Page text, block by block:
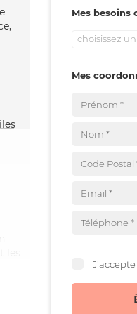
Mes besoins
choisissez
Mes
J'accepte